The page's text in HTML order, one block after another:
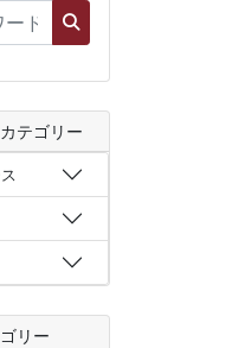
テゴリー
リー